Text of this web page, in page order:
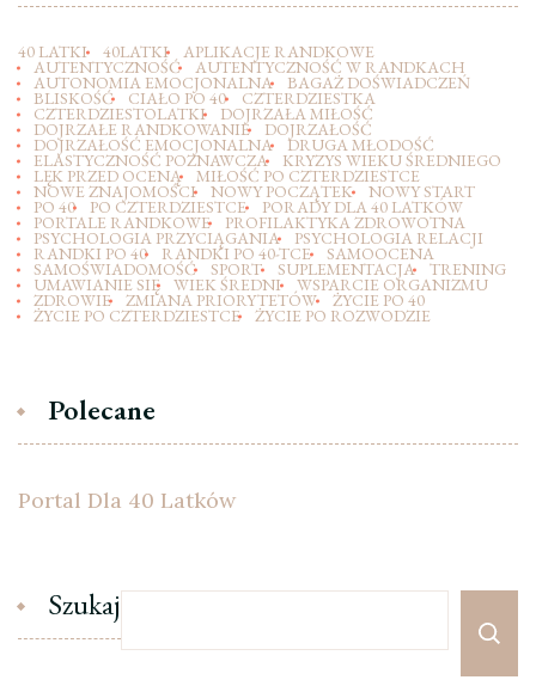
40 LATKI 40LATKI APLIKACJE RANDKOWE
AUTENTYCZNOŚĆ AUTENTYCZNOŚĆ W RANDKACH
AUTONOMIA EMOCJONALNA BAGAŻ DOŚWIADCZEŃ
BLISKOŚĆ CIAŁO PO 40 CZTERDZIESTKA
CZTERDZIESTOLATKI DOJRZAŁA MIŁOŚĆ
DOJRZAŁE RANDKOWANIE DOJRZAŁOŚĆ
DOJRZAŁOŚĆ EMOCJONALNA DRUGA MŁODOŚĆ
ELASTYCZNOŚĆ POZNAWCZA KRYZYS WIEKU ŚREDNIEGO
LĘK PRZED OCENĄ MIŁOŚĆ PO CZTERDZIESTCE
NOWE ZNAJOMOŚCI NOWY POCZĄTEK NOWY START
PO 40 PO CZTERDZIESTCE PORADY DLA 40 LATKÓW
PORTALE RANDKOWE PROFILAKTYKA ZDROWOTNA
PSYCHOLOGIA PRZYCIĄGANIA PSYCHOLOGIA RELACJI
RANDKI PO 40 RANDKI PO 40-TCE SAMOOCENA
SAMOŚWIADOMOŚĆ SPORT SUPLEMENTACJA TRENING
UMAWIANIE SIĘ WIEK ŚREDNI WSPARCIE ORGANIZMU
ZDROWIE ZMIANA PRIORYTETÓW ŻYCIE PO 40
ŻYCIE PO CZTERDZIESTCE ŻYCIE PO ROZWODZIE
Polecane
Portal Dla 40 Latków
Szukaj